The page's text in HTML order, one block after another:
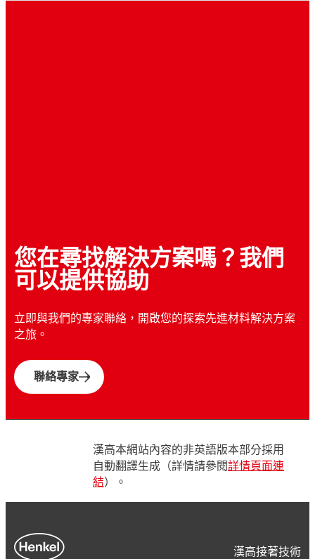
您在尋找解決方案嗎？我們
可以提供協助
立即與我們的專家聯絡，開啟您的探索先進材料解決方案
之旅。
聯絡專家
漢高本網站內容的非英語版本部分採用
自動翻譯生成（詳情請參閱詳情頁面連
結）。
漢高接著技術